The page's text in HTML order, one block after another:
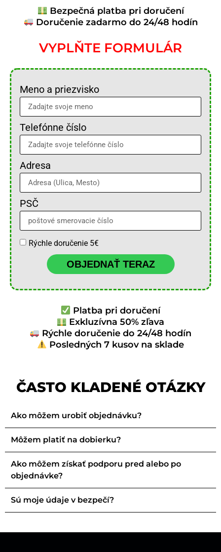
Bezpečná platba pri doručení
Doručenie zadarmo do 24/48 hodín
VYPLŇTE FORMULÁR
Meno a priezvisko
Telefónne číslo
Adresa
PSČ
Rýchle doručenie 5€
OBJEDNAŤ TERAZ
Platba pri doručení
Exkluzívna 50% zľava
Rýchle doručenie do 24/48 hodín
Posledných 7 kusov na sklade
ČASTO KLADENÉ OTÁZKY
Ako môžem urobiť objednávku?
Môžem platiť na dobierku?
Ako môžem získať podporu pred alebo po
objednávke?
Sú moje údaje v bezpečí?